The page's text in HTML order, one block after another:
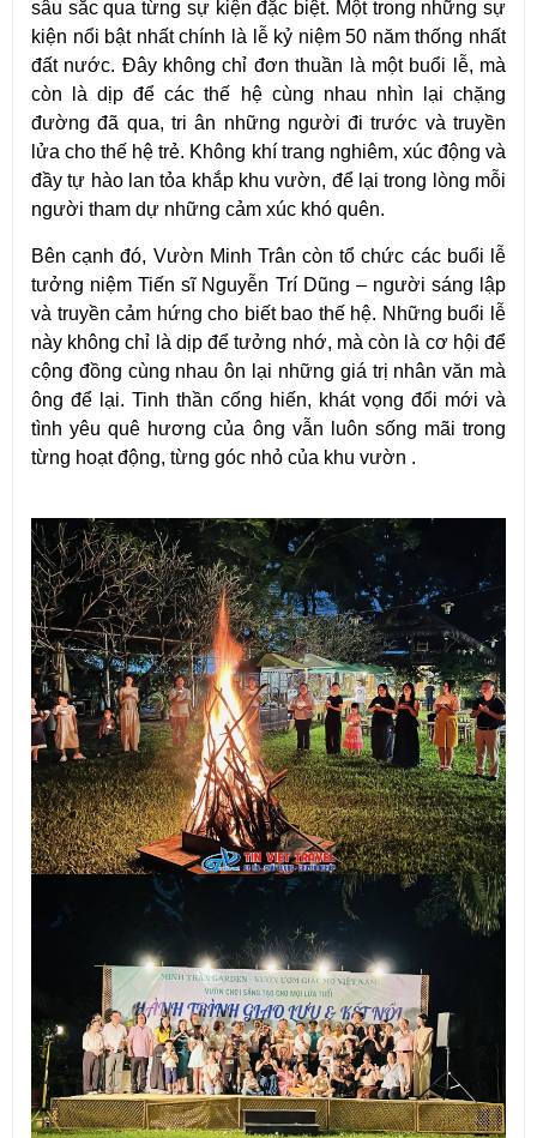
sâu sắc qua từng sự kiện đặc biệt. Một trong những sự
kiện nổi bật nhất chính là lễ kỷ niệm 50 năm thống nhất
đất nước. Đây không chỉ đơn thuần là một buổi lễ, mà
còn là dịp để các thế hệ cùng nhau nhìn lại chặng
đường đã qua, tri ân những người đi trước và truyền
lửa cho thế hệ trẻ. Không khí trang nghiêm, xúc động và
đầy tự hào lan tỏa khắp khu vườn, để lại trong lòng mỗi
người tham dự những cảm xúc khó quên.
Bên cạnh đó, Vườn Minh Trân còn tổ chức các buổi lễ
tưởng niệm Tiến sĩ Nguyễn Trí Dũng – người sáng lập
và truyền cảm hứng cho biết bao thế hệ. Những buổi lễ
này không chỉ là dịp để tưởng nhớ, mà còn là cơ hội để
cộng đồng cùng nhau ôn lại những giá trị nhân văn mà
ông để lại. Tinh thần cống hiến, khát vọng đổi mới và
tình yêu quê hương của ông vẫn luôn sống mãi trong
từng hoạt động, từng góc nhỏ của khu vườn .